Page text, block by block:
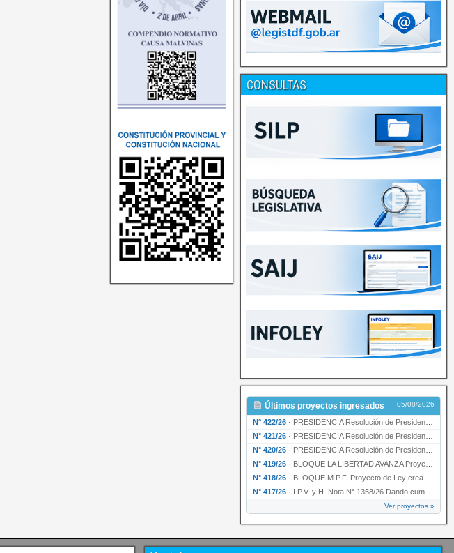
CONSULTAS
Últimos proyectos ingresados 05/08/2026
N° 422/26 · PRESIDENCIA Resolución de Presidencia N° 200/26 para su ratificación.
N° 421/26 · PRESIDENCIA Resolución de Presidencia N° 199/26 para su ratificación.
N° 420/26 · PRESIDENCIA Resolución de Presidencia N° 198/26 para su ratificación.
N° 419/26 · BLOQUE LA LIBERTAD AVANZA Proyecto de Ley declarando la esencialidad del servicio educativ…
N° 418/26 · BLOQUE M.P.F. Proyecto de Ley creando el Ente Único Regulador de servicios públicos de la …
N° 417/26 · I.P.V. y H. Nota N° 1358/26 Dando cumplimiento al artículo 29 de la Ley provincial N° 1399…
Ver proyectos »